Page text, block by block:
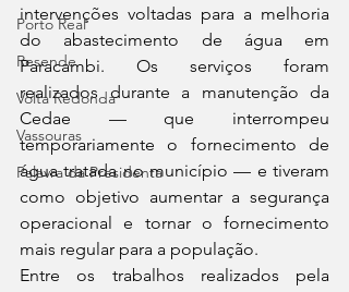
Porto Real
Resende
Volta Redonda
Vassouras
Palavra da Presidenta
intervenções voltadas para a melhoria
do abastecimento de água em
Paracambi. Os serviços foram
realizados durante a manutenção da
Cedae — que interrompeu
temporariamente o fornecimento de
água tratada no município — e tiveram
como objetivo aumentar a segurança
operacional e tornar o fornecimento
mais regular para a população.
Entre os trabalhos realizados pela